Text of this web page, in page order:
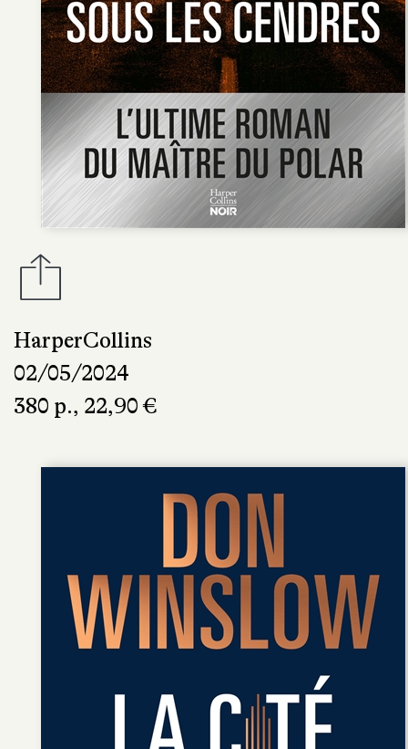
HarperCollins
02/05/2024
380 p., 22,90 €